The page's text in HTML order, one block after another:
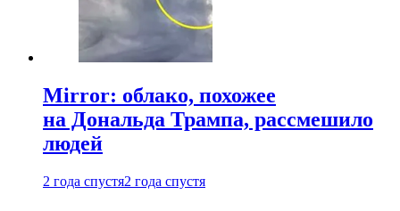
Mirror: облако, похожее
на Дональда Трампа, рассмешило
людей
2 года спустя2 года спустя